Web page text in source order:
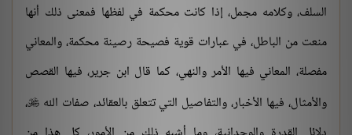
السلف، وكلامه مجمل، إذا كانت محكمة في لفظها فمعنى ذلك أنها
منعت من الباطل، في عبارات قوية فصيحة رصينة محكمة، والمعاني
مفصلة، المعاني فيها الأمر والنهي، كما قال ابن جرير، فيها القصص
والأمثال، فيها الأخبار، والتفاصيل التي تتعلق بالعقائد، صفات الله ،